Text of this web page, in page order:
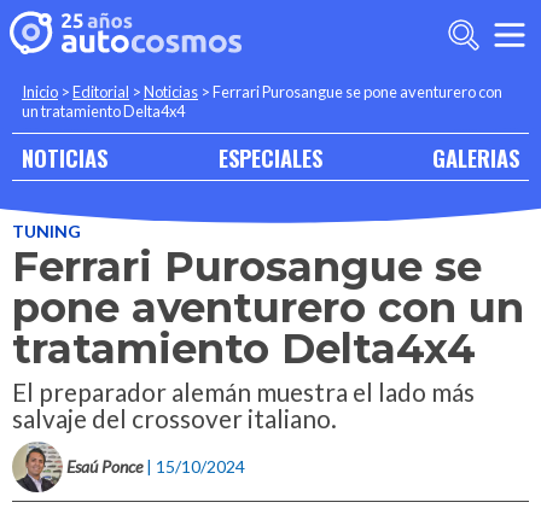
Inicio >Editorial >Noticias >Ferrari Purosangue se pone aventurero con
un tratamiento Delta4x4
NOTICIAS ESPECIALES GALERIAS
TUNING
Ferrari Purosangue se
pone aventurero con un
tratamiento Delta4x4
El preparador alemán muestra el lado más
salvaje del crossover italiano.
Esaú Ponce | 15/10/2024